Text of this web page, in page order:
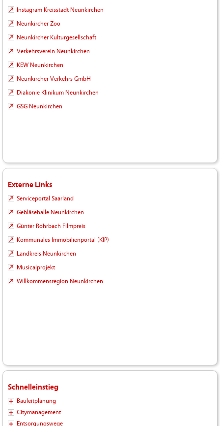
Instagram Kreisstadt Neunkirchen
Neunkircher Zoo
Neunkircher Kulturgesellschaft
Verkehrsverein Neunkirchen
KEW Neunkirchen
Neunkircher Verkehrs GmbH
Diakonie Klinikum Neunkirchen
GSG Neunkirchen
Externe Links
Serviceportal Saarland
Gebläsehalle Neunkirchen
Günter Rohrbach Filmpreis
Kommunales Immobilienportal (KIP)
Landkreis Neunkirchen
Musicalprojekt
Willkommensregion Neunkirchen
Schnelleinstieg
Bauleitplanung
Citymanagement
Entsorgungswege